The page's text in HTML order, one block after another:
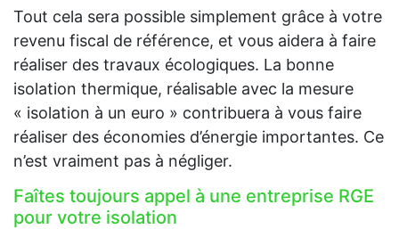
Tout cela sera possible simplement grâce à votre
revenu fiscal de référence, et vous aidera à faire
réaliser des travaux écologiques. La bonne
isolation thermique, réalisable avec la mesure
« isolation à un euro » contribuera à vous faire
réaliser des économies d’énergie importantes. Ce
n’est vraiment pas à négliger.
Faîtes toujours appel à une entreprise RGE
pour votre isolation